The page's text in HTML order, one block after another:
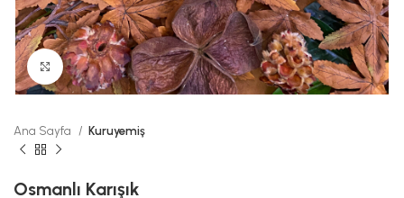
Büyük Fotoğraf
Ana Sayfa Kuruyemiş
Osmanlı Karışık